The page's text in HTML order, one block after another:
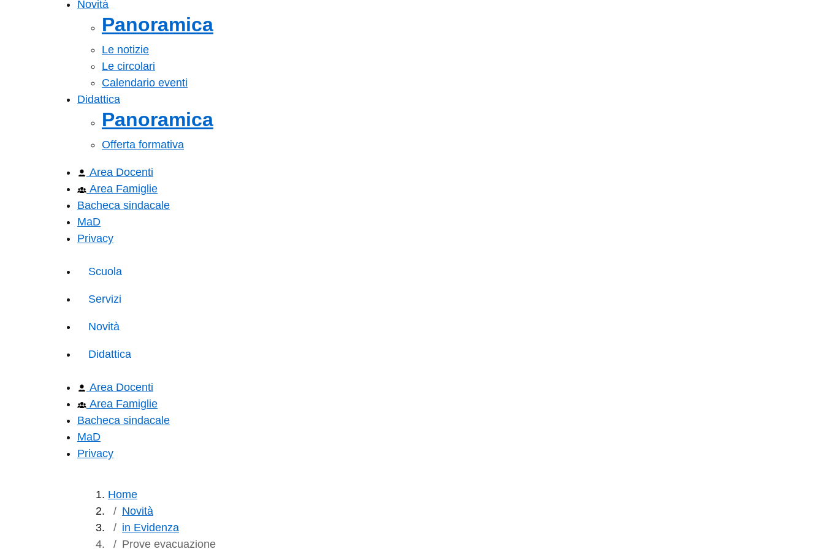
Novità
Panoramica
Le notizie
Le circolari
Calendario eventi
Didattica
Panoramica
Offerta formativa
Area Docenti
Area Famiglie
Bacheca sindacale
MaD
Privacy
Scuola
Servizi
Novità
Didattica
Area Docenti
Area Famiglie
Bacheca sindacale
MaD
Privacy
Home
Novità
in Evidenza
Prove evacuazione